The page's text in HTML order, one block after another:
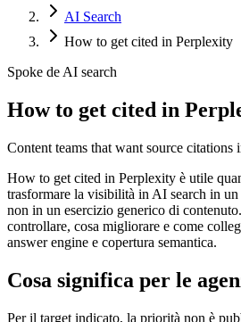
AI Search
How to get cited in Perplexity
Spoke de AI search
How to get cited in
Content teams that want source citations
How to get cited in Perplexity è utile
trasformare la visibilità in AI search in
non in un esercizio generico di
controllare, cosa migliorare e come
answer engine e copertura semantica.
Cosa significa per le
Per il target indicato, la priorità non è